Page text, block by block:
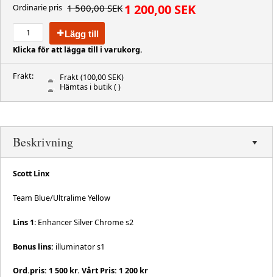
Ordinarie pris 1 500,00 SEK 1 200,00 SEK
Lägg till
Klicka för att lägga till i varukorg.
Frakt: Frakt(100,00 SEK)
Hämtas i butik( )
Beskrivning
Scott Linx
Team Blue/Ultralime Yellow
Lins 1: Enhancer Silver Chrome s2
Bonus lins: illuminator s1
Ord.pris: 1 500 kr. Vårt Pris: 1 200 kr